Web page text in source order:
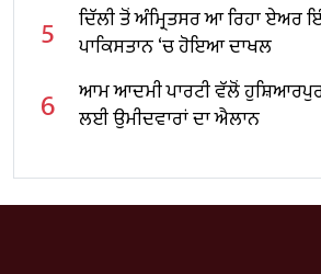
5
ਦਿੱਲੀ ਤੋਂ ਅੰਮ੍ਰਿਤਸਰ ਆ ਰਿਹਾ ਏਅਰ
ਪਾਕਿਸਤਾਨ ‘ਚ ਹੋਇਆ ਦਾਖਲ
6
ਆਮ ਆਦਮੀ ਪਾਰਟੀ ਵੱਲੋਂ
ਲਈ ਉਮੀਦਵਾਰਾਂ ਦਾ ਐਲਾਨ